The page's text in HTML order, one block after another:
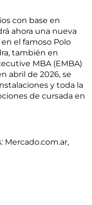
con base en
ahora una nueva
el famoso Polo
también en
MBA (EMBA)
abril de 2026, se
y toda la
de cursada en
Mercado.com.ar,